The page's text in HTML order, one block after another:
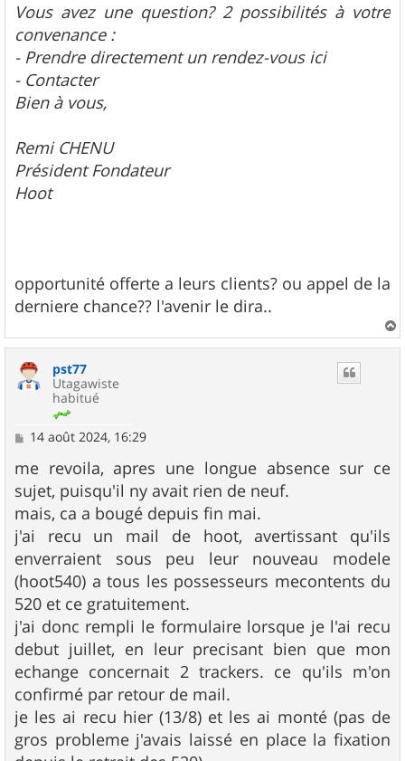
Vous avez une question? 2 possibilités à votre
convenance :
- Prendre directement un rendez-vous ici
- Contacter
Bien à vous,
Remi CHENU
Président Fondateur
Hoot
opportunité offerte a leurs clients? ou appel de la
derniere chance?? l'avenir le dira..
a
pst77
Utagawiste
habitué
M
s
s
a
g
e
14 août 2024, 16:29
me revoila, apres une longue absence sur ce
sujet, puisqu'il ny avait rien de neuf.
mais, ca a bougé depuis fin mai.
j'ai recu un mail de hoot, avertissant qu'ils
enverraient sous peu leur nouveau modele
(hoot540) a tous les possesseurs mecontents du
520 et ce gratuitement.
j'ai donc rempli le formulaire lorsque je l'ai recu
debut juillet, en leur precisant bien que mon
echange concernait 2 trackers. ce qu'ils m'on
confirmé par retour de mail.
je les ai recu hier (13/8) et les ai monté (pas de
gros probleme j'avais laissé en place la fixation